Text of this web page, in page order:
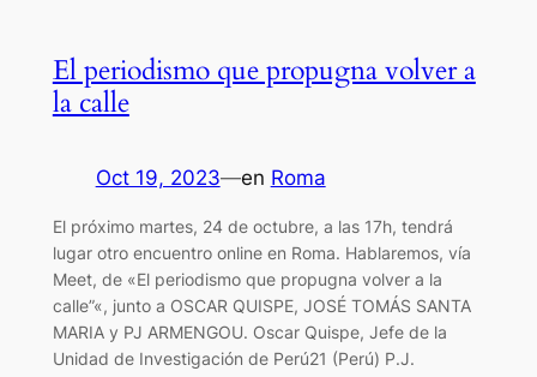
El periodismo que propugna volver a
la calle
Oct 19, 2023—en Roma
El próximo martes, 24 de octubre, a las 17h, tendrá
lugar otro encuentro online en Roma. Hablaremos, vía
Meet, de «El periodismo que propugna volver a la
calle”«, junto a OSCAR QUISPE, JOSÉ TOMÁS SANTA
MARIA y PJ ARMENGOU. Oscar Quispe, Jefe de la
Unidad de Investigación de Perú21 (Perú) P.J.